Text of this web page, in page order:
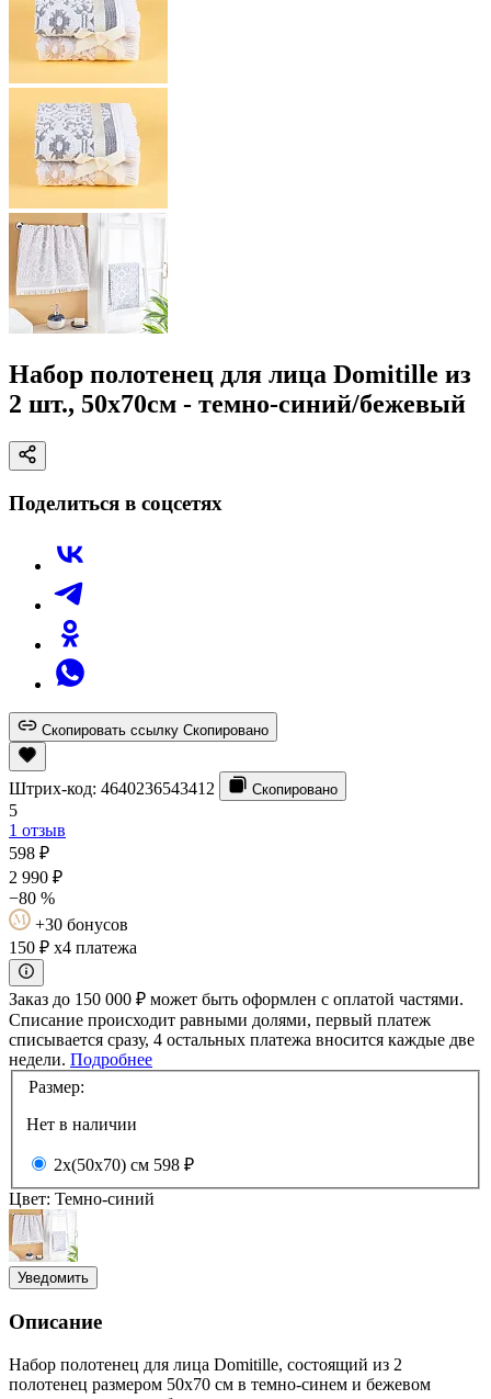
Набор полотенец для лица Domitille из
2 шт., 50x70см - темно-синий/бежевый
Поделиться в соцсетях
Скопировать ссылку Скопировано
Штрих-код: 4640236543412 Скопировано
5
1 отзыв
598 ₽
2 990 ₽
−80 %
+30 бонусов
150 ₽ x4 платежа
Заказ до 150 000 ₽ может быть оформлен с оплатой частями.
Списание происходит равными долями, первый платеж
списывается сразу, 4 остальных платежа вносится каждые две
недели. Подробнее
Размер:
Нет в наличии
2х(50х70) см 598 ₽
Цвет: Темно-синий
Уведомить
Описание
Набор полотенец для лица Domitille, состоящий из 2
полотенец размером 50x70 см в темно-синем и бежевом